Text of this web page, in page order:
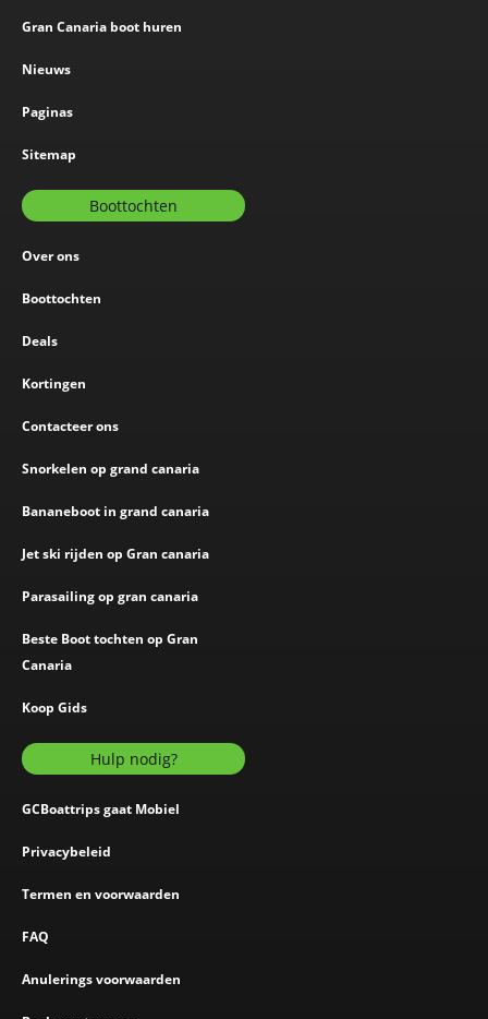
Gran Canaria boot huren
Nieuws
Paginas
Sitemap
Boottochten
Over ons
Boottochten
Deals
Kortingen
Contacteer ons
Snorkelen op grand canaria
Bananeboot in grand canaria
Jet ski rijden op Gran canaria
Parasailing op gran canaria
Beste Boot tochten op Gran
Canaria
Koop Gids
Hulp nodig?
GCBoattrips gaat Mobiel
Privacybeleid
Termen en voorwaarden
FAQ
Anulerings voorwaarden